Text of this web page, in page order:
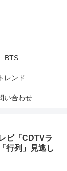
BTS
トレンド
い合わせ
ビ「CDTVラ
行列」見逃し